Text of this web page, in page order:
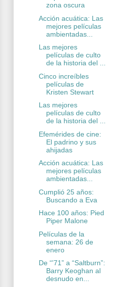
zona oscura
Acción acuática: Las
mejores películas
ambientadas...
Las mejores
películas de culto
de la historia del ...
Cinco increíbles
películas de
Kristen Stewart
Las mejores
películas de culto
de la historia del ...
Efemérides de cine:
El padrino y sus
ahijadas
Acción acuática: Las
mejores películas
ambientadas...
Cumplió 25 años:
Buscando a Eva
Hace 100 años: Pied
Piper Malone
Películas de la
semana: 26 de
enero
De “'71” a “Saltburn”:
Barry Keoghan al
desnudo en...